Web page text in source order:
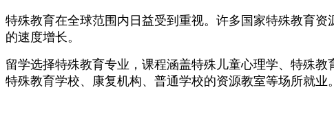
特殊教育在全球范围内日益受到重视。许多国家特殊教育
的速度增长。
留学选择特殊教育专业，课程涵盖特殊儿童心理学、特殊
特殊教育学校、康复机构、普通学校的资源教室等场所就